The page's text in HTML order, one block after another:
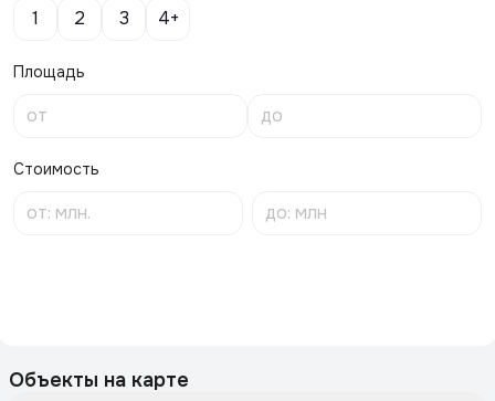
1 2 3 4+
Площадь
Стоимость
Объекты на карте